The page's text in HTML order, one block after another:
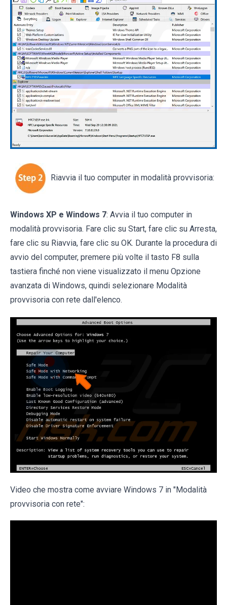
Riavvia il tuo computer in modalità provvisoria:
Windows XP e Windows 7: Avvia il tuo computer in
modalità provvisoria. Fare clic su Start, fare clic su Arresta,
fare clic su Riavvia, fare clic su OK. Durante la procedura di
avvio del computer, premere più volte il tasto F8 sulla
tastiera finché non viene visualizzato il menu Opzione
avanzata di Windows, quindi selezionare Modalità
provvisoria con rete dall'elenco.
Video che mostra come avviare Windows 7 in "Modalità
provvisoria con rete":